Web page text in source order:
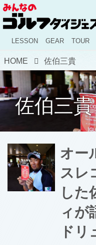
LESSON GEAR TOUR
HOME 佐伯三貴
佐伯三貴
オー
スレ
した
ィが
ドリ